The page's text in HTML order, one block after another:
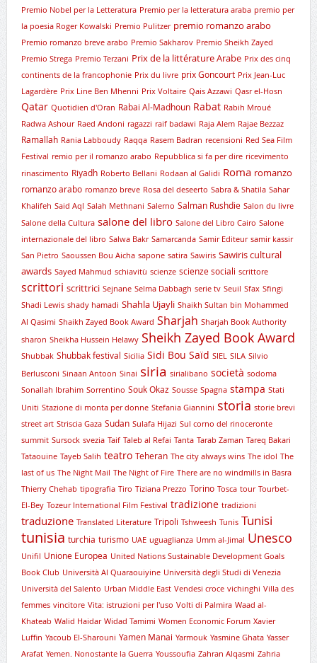
Premio Nobel per la Letteratura Premio per la letteratura araba premio per
la poesia Roger Kowalski Premio Pulitzer premio romanzo arabo
Premio romanzo breve arabo Premio Sakharov Premio Sheikh Zayed
Premio Strega Premio Terzani Prix de la littérature Arabe Prix des cinq
continents de la francophonie Prix du livre prix Goncourt Prix Jean-Luc
Lagardère Prix Line Ben Mhenni Prix Voltaire Qais Azzawi Qasr el-Hosn
Qatar Quotidien d'Oran Rabai Al-Madhoun Rabat Rabih Mroué
Radwa Ashour Raed Andoni ragazzi raif badawi Raja Alem Rajae Bezzaz
Ramallah Rania Labboudy Raqqa Rasem Badran recensioni Red Sea Film
Festival remio per il romanzo arabo Repubblica si fa per dire ricevimento
rinascimento Riyadh Roberto Bellani Rodaan al Galidi Roma romanzo
romanzo arabo romanzo breve Rosa del deseerto Sabra & Shatila Sahar
Khalifeh Said Aql Salah Methnani Salerno Salman Rushdie Salon du livre
Salone della Cultura salone del libro Salone del Libro Cairo Salone
internazionale del libro Salwa Bakr Samarcanda Samir Editeur samir kassir
San Pietro Saoussen Bou Aicha sapone satira Sawiris Sawiris cultural
awards Sayed Mahmud schiavitù scienze scienze sociali scrittore
scrittori scrittrici Sejnane Selma Dabbagh serie tv Seuil Sfax Sfingi
Shadi Lewis shady hamadi Shahla Ujayli Shaikh Sultan bin Mohammed
Al Qasimi Shaikh Zayed Book Award Sharjah Sharjah Book Authority
sharon Sheikha Hussein Helawy Sheikh Zayed Book Award
Shubbak Shubbak festival Sicilia Sidi Bou Saïd SIEL SILA Silvio
Berlusconi Sinaan Antoon Sinai siria sirialibano società sodoma
Sonallah Ibrahim Sorrentino Souk Okaz Sousse Spagna stampa Stati
Uniti Stazione di monta per donne Stefania Giannini storia storie brevi
street art Striscia Gaza Sudan Sulafa Hijazi Sul corno del rinoceronte
summit Sursock svezia Taif Taleb al Refai Tanta Tarab Zaman Tareq Bakari
Tataouine Tayeb Salih teatro Teheran The city always wins The idol The
last of us The Night Mail The Night of Fire There are no windmills in Basra
Thierry Chehab tipografia Tiro Tiziana Prezzo Torino Tosca tour Tourbet-
El-Bey Tozeur International Film Festival tradizione tradizioni
traduzione Translated Literature Tripoli Tshweesh Tunis Tunisi
tunisia turchia turismo UAE uguaglianza Umm al-Jimal Unesco
Unifil Unione Europea United Nations Sustainable Development Goals
Book Club Università Al Quaraouiyine Università degli Studi di Venezia
Università del Salento Urban Middle East Vendesi croce vichinghi Villa des
femmes vincitore Vita: istruzioni per l'uso Volti di Palmira Waad al-
Khateab Walid Haidar Widad Tamimi Women Economic Forum Xavier
Luffin Yacoub El-Sharouni Yamen Manai Yarmouk Yasmine Ghata Yasser
Arafat Yemen. Nonostante la Guerra Youssoufia Zahran Alqasmi Zahria